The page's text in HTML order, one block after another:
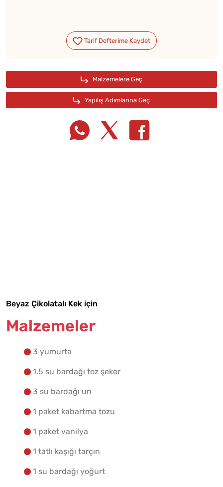
Beyaz Çikolatalı Kek için
Malzemeler
3 yumurta
1.5 su bardağı toz şeker
3 su bardağı un
1 paket kabartma tozu
1 paket vanilya
1 tatlı kaşığı tarçın
1 su bardağı yoğurt